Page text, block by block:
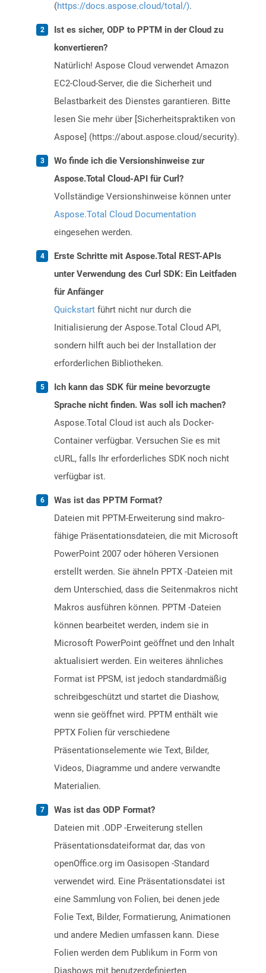
(https://docs.aspose.cloud/total/).
Ist es sicher, ODP to PPTM in der Cloud zu
konvertieren?
Natürlich! Aspose Cloud verwendet Amazon
EC2-Cloud-Server, die die Sicherheit und
Belastbarkeit des Dienstes garantieren. Bitte
lesen Sie mehr über [Sicherheitspraktiken von
Aspose] (https://about.aspose.cloud/security).
Wo finde ich die Versionshinweise zur
Aspose.Total Cloud-API für Curl?
Vollständige Versionshinweise können unter
Aspose.Total Cloud Documentation
eingesehen werden.
Erste Schritte mit Aspose.Total REST-APIs
unter Verwendung des Curl SDK: Ein Leitfaden
für Anfänger
Quickstart führt nicht nur durch die
Initialisierung der Aspose.Total Cloud API,
sondern hilft auch bei der Installation der
erforderlichen Bibliotheken.
Ich kann das SDK für meine bevorzugte
Sprache nicht finden. Was soll ich machen?
Aspose.Total Cloud ist auch als Docker-
Container verfügbar. Versuchen Sie es mit
cURL, falls Ihr erforderliches SDK noch nicht
verfügbar ist.
Was ist das PPTM Format?
Dateien mit PPTM-Erweiterung sind makro-
fähige Präsentationsdateien, die mit Microsoft
PowerPoint 2007 oder höheren Versionen
erstellt werden. Sie ähneln PPTX -Dateien mit
dem Unterschied, dass die Seitenmakros nicht
Makros ausführen können. PPTM -Dateien
können bearbeitet werden, indem sie in
Microsoft PowerPoint geöffnet und den Inhalt
aktualisiert werden. Ein weiteres ähnliches
Format ist PPSM, ist jedoch standardmäßig
schreibgeschützt und startet die Diashow,
wenn sie geöffnet wird. PPTM enthält wie
PPTX Folien für verschiedene
Präsentationselemente wie Text, Bilder,
Videos, Diagramme und andere verwandte
Materialien.
Was ist das ODP Format?
Dateien mit .ODP -Erweiterung stellen
Präsentationsdateiformat dar, das von
openOffice.org im Oasisopen -Standard
verwendet wird. Eine Präsentationsdatei ist
eine Sammlung von Folien, bei denen jede
Folie Text, Bilder, Formatierung, Animationen
und andere Medien umfassen kann. Diese
Folien werden dem Publikum in Form von
Diashows mit benutzerdefinierten